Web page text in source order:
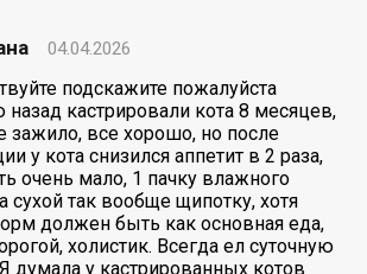
04.04.2026
подскажите пожалуйста
кастрировали кота 8 месяцев,
зажило, все хорошо, но после
у кота снизился аппетит в 2 раза,
очень мало, 1 пачку влажного
сухой так вообще щипотку, хотя
должен быть как основная еда,
холистик. Всегда ел суточную
думала у кастрированных котов